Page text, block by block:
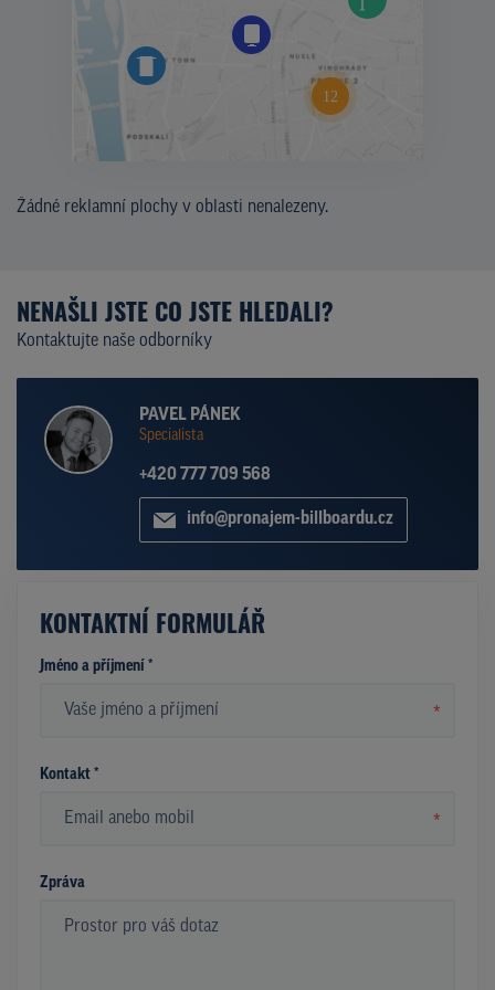
Žádné reklamní plochy v oblasti nenalezeny.
NENAŠLI JSTE CO JSTE HLEDALI?
Kontaktujte naše odborníky
PAVEL PÁNEK
Specialista
+420 777 709 568
info@pronajem-billboardu.cz
KONTAKTNÍ FORMULÁŘ
Jméno a příjmení *
*
Kontakt *
*
Zpráva